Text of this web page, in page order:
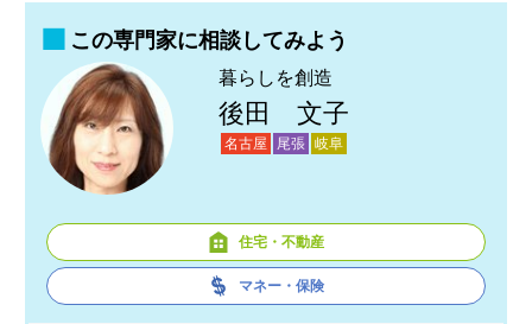
この専門家に相談してみよう
暮らしを創造
後田 文子
名古屋 尾張 岐阜
住宅・不動産
マネー・保険